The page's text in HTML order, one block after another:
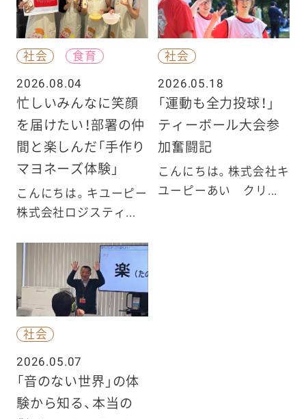
社会
食育
2026.08.04
忙しいみんなに笑顔
を届けたい！部署の仲
間と楽しんだ「手作り
マヨネーズ体験」
こんにちは。キユーピー
株式会社ロジスティ...
社会
2026.05.18
「運動も全力投球！」
ティーボール大会参
加奮闘記
こんにちは。株式会社キ
ユーピーあい クリ...
社会
2026.05.07
「音のない世界」の体
験から知る、本当の